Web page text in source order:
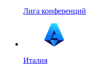
Лига конференций
Италия